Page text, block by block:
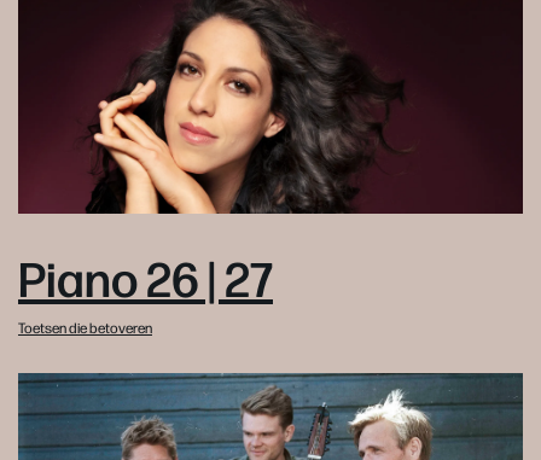
Piano 26 | 27
Toetsen die betoveren